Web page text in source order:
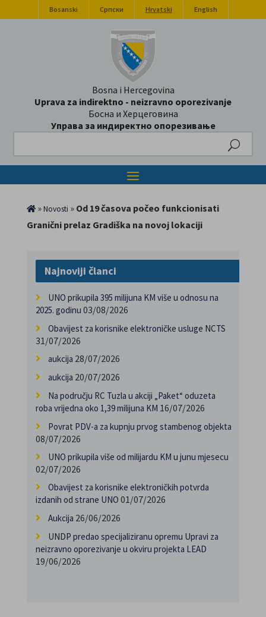
Bosanski Српски Hrvatski English
Bosna i Hercegovina
Uprava za indirektno - neizravno oporezivanje
Босна и Херцеговина
Управа за индиректно опорезивање
»Novosti » Od 19 časova počeo funkcionisati
Granični prelaz Gradiška na novoj lokaciji
Najnoviji članci
UNO prikupila 395 milijuna KM više u odnosu na
2025. godinu 03/08/2026
Obavijest za korisnike elektroničke usluge NCTS
31/07/2026
aukcija 28/07/2026
aukcija 20/07/2026
Na području RC Tuzla u akciji „Paket“ oduzeta
roba vrijedna oko 1,39 milijuna KM 16/07/2026
Povrat PDV-a za kupnju prvog stambenog objekta
08/07/2026
UNO prikupila više od milijardu KM u junu mjesecu
02/07/2026
Obavijest za korisnike elektroničkih potvrda
izdanih od strane UNO 01/07/2026
Aukcija 26/06/2026
UNDP predao specijaliziranu opremu Upravi za
neizravno oporezivanje u okviru projekta LEAD
19/06/2026